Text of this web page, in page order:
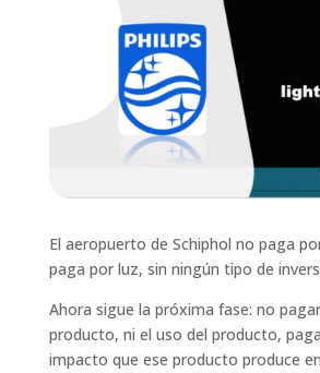
El aeropuerto de Schiphol no paga
paga por luz, sin ningún tipo de
Ahora sigue la próxima fase: no
producto, ni el uso del producto,
impacto que ese producto produce